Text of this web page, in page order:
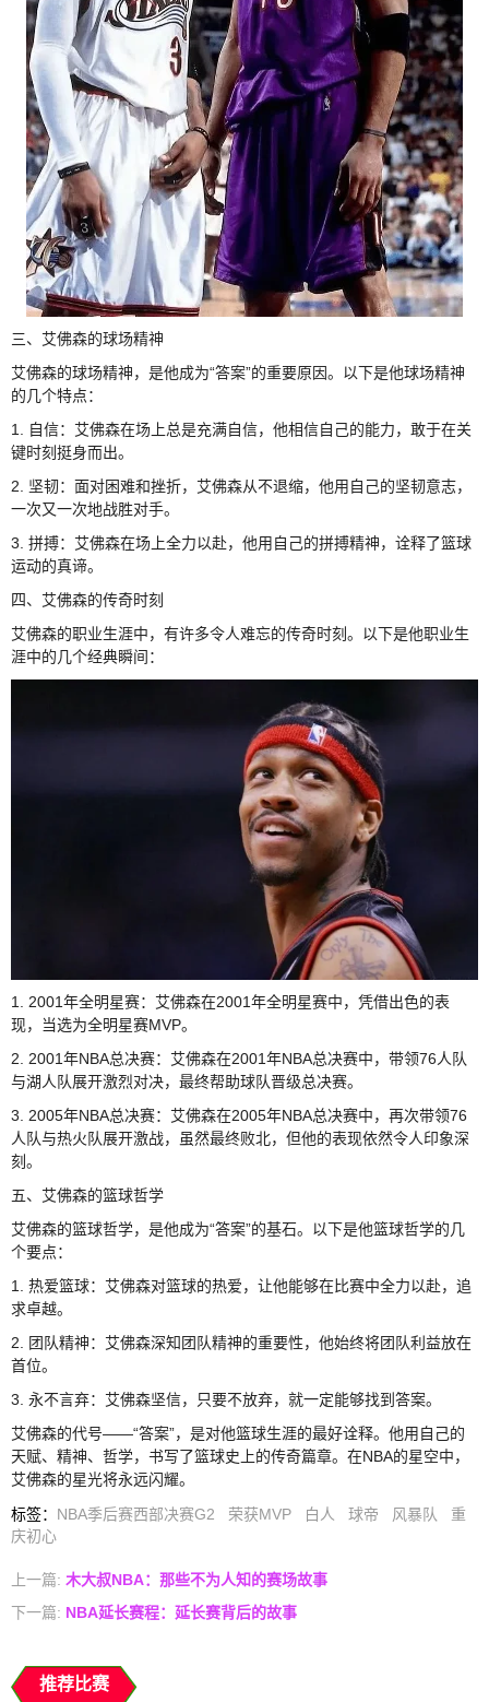
三、艾佛森的球场精神
艾佛森的球场精神，是他成为“答案”的重要原因。以下是他球场精神
的几个特点：
1. 自信：艾佛森在场上总是充满自信，他相信自己的能力，敢于在关
键时刻挺身而出。
2. 坚韧：面对困难和挫折，艾佛森从不退缩，他用自己的坚韧意志，
一次又一次地战胜对手。
3. 拼搏：艾佛森在场上全力以赴，他用自己的拼搏精神，诠释了篮球
运动的真谛。
四、艾佛森的传奇时刻
艾佛森的职业生涯中，有许多令人难忘的传奇时刻。以下是他职业生
涯中的几个经典瞬间：
1. 2001年全明星赛：艾佛森在2001年全明星赛中，凭借出色的表
现，当选为全明星赛MVP。
2. 2001年NBA总决赛：艾佛森在2001年NBA总决赛中，带领76人队
与湖人队展开激烈对决，最终帮助球队晋级总决赛。
3. 2005年NBA总决赛：艾佛森在2005年NBA总决赛中，再次带领76
人队与热火队展开激战，虽然最终败北，但他的表现依然令人印象深
刻。
五、艾佛森的篮球哲学
艾佛森的篮球哲学，是他成为“答案”的基石。以下是他篮球哲学的几
个要点：
1. 热爱篮球：艾佛森对篮球的热爱，让他能够在比赛中全力以赴，追
求卓越。
2. 团队精神：艾佛森深知团队精神的重要性，他始终将团队利益放在
首位。
3. 永不言弃：艾佛森坚信，只要不放弃，就一定能够找到答案。
艾佛森的代号——“答案”，是对他篮球生涯的最好诠释。他用自己的
天赋、精神、哲学，书写了篮球史上的传奇篇章。在NBA的星空中，
艾佛森的星光将永远闪耀。
标签： NBA季后赛西部决赛G2 荣获MVP 白人 球帝 风暴队
重
庆初心
上一篇: 木大叔NBA：那些不为人知的赛场故事
下一篇: NBA延长赛程：延长赛背后的故事
推荐比赛